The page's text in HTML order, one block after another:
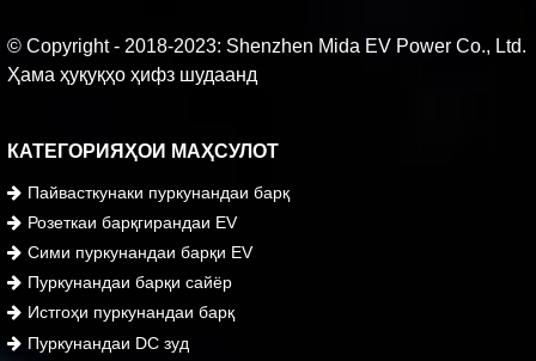
© Copyright - 2018-2023: Shenzhen Mida EV Power Co., Ltd.
Ҳама ҳуқуқҳо ҳифз шудаанд
КАТЕГОРИЯҲОИ МАҲСУЛОТ
Пайвасткунаки пуркунандаи барқ
Розеткаи барқгирандаи EV
Сими пуркунандаи барқи EV
Пуркунандаи барқи сайёр
Истгоҳи пуркунандаи барқ
Пуркунандаи DC зуд